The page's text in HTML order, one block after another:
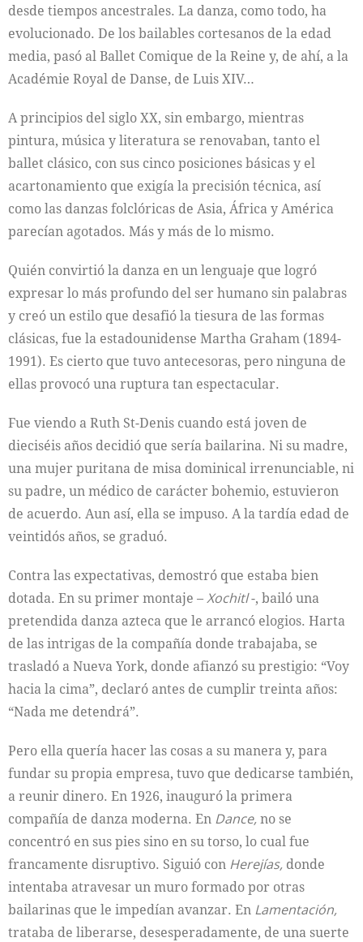
desde tiempos ancestrales. La danza, como todo, ha
evolucionado. De los bailables cortesanos de la edad
media, pasó al Ballet Comique de la Reine y, de ahí, a la
Académie Royal de Danse, de Luis XIV…
A principios del siglo XX, sin embargo, mientras
pintura, música y literatura se renovaban, tanto el
ballet clásico, con sus cinco posiciones básicas y el
acartonamiento que exigía la precisión técnica, así
como las danzas folclóricas de Asia, África y América
parecían agotados. Más y más de lo mismo.
Quién convirtió la danza en un lenguaje que logró
expresar lo más profundo del ser humano sin palabras
y creó un estilo que desafió la tiesura de las formas
clásicas, fue la estadounidense Martha Graham (1894-
1991). Es cierto que tuvo antecesoras, pero ninguna de
ellas provocó una ruptura tan espectacular.
Fue viendo a Ruth St-Denis cuando está joven de
dieciséis años decidió que sería bailarina. Ni su madre,
una mujer puritana de misa dominical irrenunciable, ni
su padre, un médico de carácter bohemio, estuvieron
de acuerdo. Aun así, ella se impuso. A la tardía edad de
veintidós años, se graduó.
Contra las expectativas, demostró que estaba bien
dotada. En su primer montaje –Xochitl-, bailó una
pretendida danza azteca que le arrancó elogios. Harta
de las intrigas de la compañía donde trabajaba, se
trasladó a Nueva York, donde afianzó su prestigio: “Voy
hacia la cima”, declaró antes de cumplir treinta años:
“Nada me detendrá”.
Pero ella quería hacer las cosas a su manera y, para
fundar su propia empresa, tuvo que dedicarse también,
a reunir dinero. En 1926, inauguró la primera
compañía de danza moderna. En Dance,no se
concentró en sus pies sino en su torso, lo cual fue
francamente disruptivo. Siguió con Herejías, donde
intentaba atravesar un muro formado por otras
bailarinas que le impedían avanzar. En Lamentación,
trataba de liberarse, desesperadamente, de una suerte